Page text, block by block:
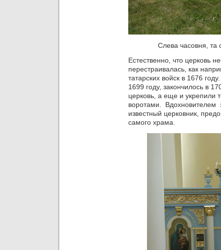
Слева часовня,
Естественно, что церковь
перестраивалась, как
татарских войск в 1676
1699 году, закончилось в
церковь, а еще и укрепили
воротами. Вдохновителем
известный церковник,
самого храма.